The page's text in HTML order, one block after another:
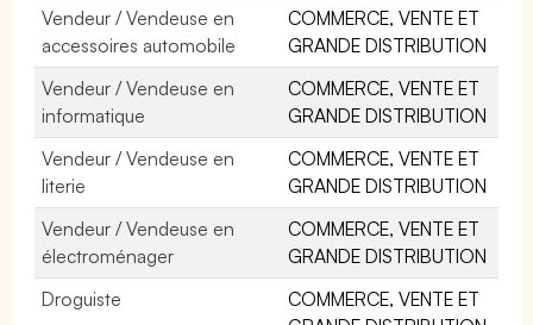
Vendeur / Vendeuse en
accessoires automobile
COMMERCE, VENTE ET
GRANDE DISTRIBUTION
Vendeur / Vendeuse en
informatique
COMMERCE, VENTE ET
GRANDE DISTRIBUTION
Vendeur / Vendeuse en
literie
COMMERCE, VENTE ET
GRANDE DISTRIBUTION
Vendeur / Vendeuse en
électroménager
COMMERCE, VENTE ET
GRANDE DISTRIBUTION
Droguiste
COMMERCE, VENTE ET